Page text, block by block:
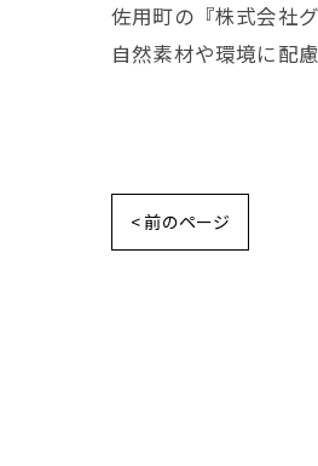
佐用町の『株式会社
自然素材や環境に配
< 前のページ